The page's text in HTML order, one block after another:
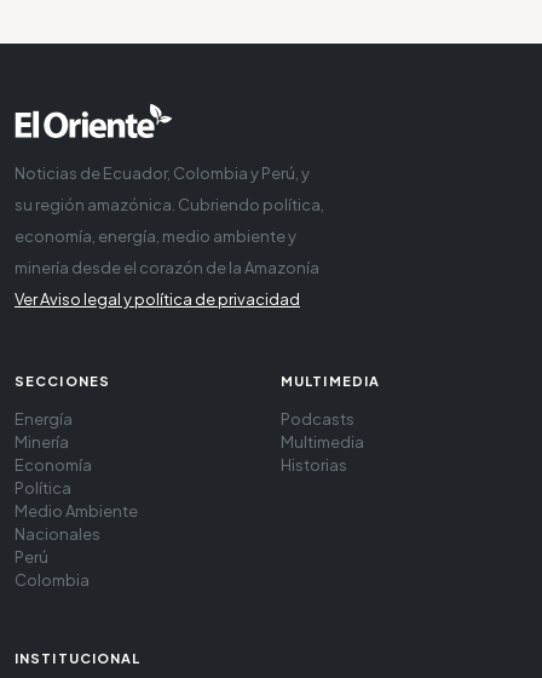
Noticias de Ecuador, Colombia y Perú, y
su región amazónica. Cubriendo política,
economía, energía, medio ambiente y
minería desde el corazón de la Amazonía
Ver Aviso legal y política de privacidad
SECCIONES
Energía
Minería
Economía
Política
Medio Ambiente
Nacionales
Perú
Colombia
MULTIMEDIA
Podcasts
Multimedia
Historias
INSTITUCIONAL